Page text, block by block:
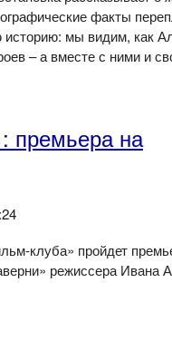
факты
мы видим, как
– а вместе с ними и
премьера на
клуба» пройдет
режиссера Ивана